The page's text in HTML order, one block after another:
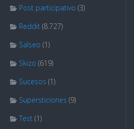
Post participativo (3)
Reddit (8.727)
Salseo (1)
Skizo (619)
Sucesos (1)
Supersticiones (9)
Test (1)